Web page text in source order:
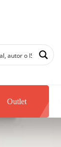
Outlet